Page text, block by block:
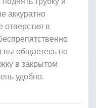
аккуратно
отверстия в
вы общаетесь по
в закрытом
удобно.